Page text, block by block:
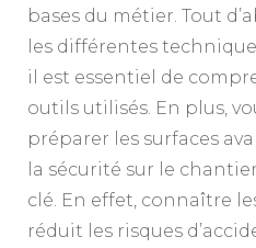
bases du métier. Tout
les différentes
il est essentiel de
outils utilisés. En plus,
préparer les surfaces
la sécurité sur le
clé. En effet, connaître
réduit les risques